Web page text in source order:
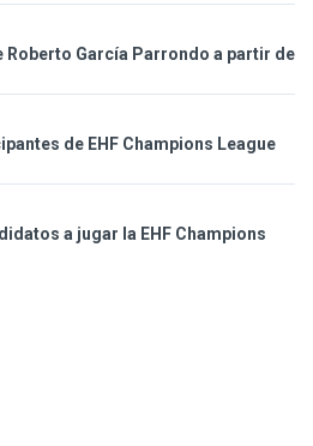
Roberto García Parrondo a partir de
de EHF Champions League
a jugar la EHF Champions